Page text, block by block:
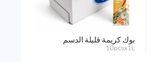
بوك كريمة قليلة الدسم
10pcsx1L